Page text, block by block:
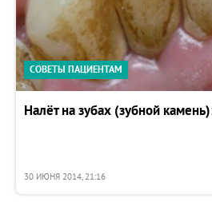
СОВЕТЫ ПАЦИЕНТАМ
Налёт на зубах (зубной
30 ИЮНЯ 2014, 21:16